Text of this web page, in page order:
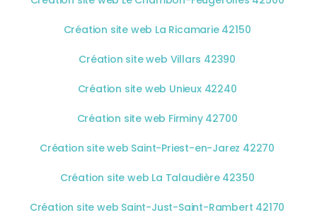
Création site web La Ricamarie 42150
Création site web Villars 42390
Création site web Unieux 42240
Création site web Firminy 42700
Création site web Saint-Priest-en-Jarez 42270
Création site web La Talaudière 42350
Création site web Saint-Just-Saint-Rambert 42170